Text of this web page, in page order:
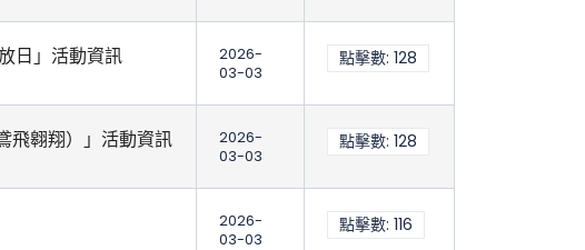
日」活動資訊
2026-
03-03
點擊數: 128
飛翱翔）」活動資訊
2026-
03-03
點擊數: 128
2026-
03-03
點擊數: 116